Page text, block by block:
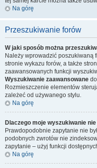
Na górę
Przeszukiwanie forów
W jaki sposób można
Należy wprowadzić poszukiwaną
stronie wykazu forów, a także
zaawansowanych funkcji
Wyszukiwanie zaawansowane
Rozmieszczenie elementów
zależeć od używanego stylu.
Na górę
Dlaczego moje wyszukiwanie
Prawdopodobnie zapytanie nie
podobnych zwrotów nie
zapytanie – użyj funkcji
Na górę